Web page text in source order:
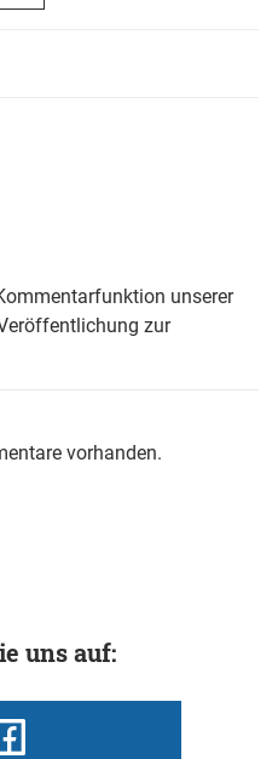
unserer
zur
vorhanden.
uns auf: